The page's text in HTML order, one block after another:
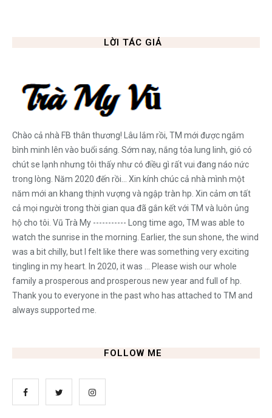
LỜI TÁC GIẢ
Chào cả nhà FB thân thương! Lâu lắm rồi, TM mới được ngắm
bình minh lên vào buổi sáng. Sớm nay, nắng tỏa lung linh, gió có
chút se lạnh nhưng tôi thấy như có điều gì rất vui đang náo nức
trong lòng. Năm 2020 đến rồi... Xin kính chúc cả nhà mình một
năm mới an khang thịnh vượng và ngập tràn hp. Xin cảm ơn tất
cả mọi người trong thời gian qua đã gắn kết với TM và luôn ủng
hộ cho tôi. Vũ Trà My ----------- Long time ago, TM was able to
watch the sunrise in the morning. Earlier, the sun shone, the wind
was a bit chilly, but I felt like there was something very exciting
tingling in my heart. In 2020, it was ... Please wish our whole
family a prosperous and prosperous new year and full of hp.
Thank you to everyone in the past who has attached to TM and
always supported me.
FOLLOW ME